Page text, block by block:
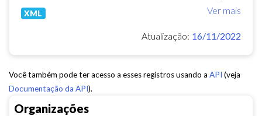
Organizações
Ver mais
XML
Atualização: 16/11/2022
Você também pode ter acesso a esses registros usando a API (veja
Documentação da API).